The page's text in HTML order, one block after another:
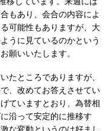
もあり、会合の内容によ
可能性もありますが、大
うに見ているのかという
願いいたします。
たところでありますが、
、改めてお答えさせてい
ていますとおり、為替相
沿って安定的に推移す